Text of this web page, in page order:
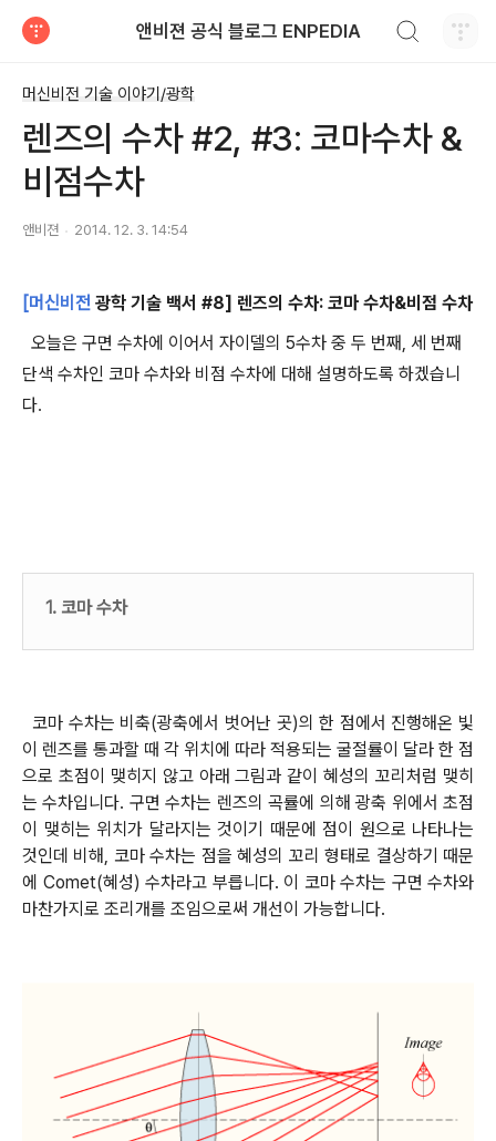
앤비젼 공식 블로그 ENPEDIA
머신비전 기술 이야기/광학
렌즈의 수차 #2, #3: 코마수차 &
비점수차
앤비젼 2014. 12. 3. 14:54
[머신비전 광학 기술 백서 #8] 렌즈의 수차: 코마 수차&비점 수차
오늘은 구면 수차에 이어서 자이델의 5수차 중 두 번째, 세 번째
단색 수차인 코마 수차와 비점 수차에 대해 설명하도록 하겠습니
다.
1. 코마 수차
코마 수차는 비축(광축에서 벗어난 곳)의 한 점에서 진행해온 빛
이 렌즈를 통과할 때 각 위치에 따라 적용되는 굴절률이 달라 한 점
으로 초점이 맺히지 않고 아래 그림과 같이 혜성의 꼬리처럼 맺히
는 수차입니다. 구면 수차는 렌즈의 곡률에 의해 광축 위에서 초점
이 맺히는 위치가 달라지는 것이기 때문에 점이 원으로 나타나는
것인데 비해, 코마 수차는 점을 혜성의 꼬리 형태로 결상하기 때문
에 Comet(혜성) 수차라고 부릅니다. 이 코마 수차는 구면 수차와
마찬가지로 조리개를 조임으로써 개선이 가능합니다.